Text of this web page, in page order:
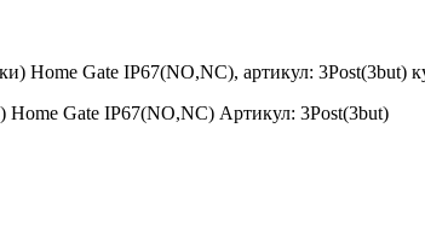
Gate IP67(NO,NC) Артикул: 3Post(3but)